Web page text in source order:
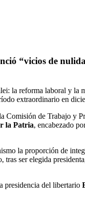
“vicios de
la reforma laboral y
extraordinario en
Comisión de Trabajo y
la Patria, encabezado
la proporción de
ser elegida
presidencia del libertario